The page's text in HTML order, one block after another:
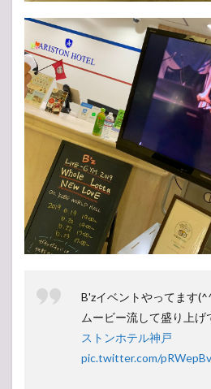
B'zイベントやってます
ムービー流して盛り上
ストンホテル神戸
pic.twitter.com/